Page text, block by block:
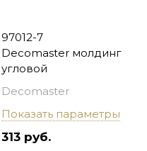
97012-7
Decomaster молдинг
угловой
Decomaster
Показать параметры
313 руб.